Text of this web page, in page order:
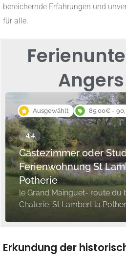
bereichernde Erfahrungen und
für alle.
Ausgewählt 85,00€ -
Gästezimmer oder
Ferienwohnung St
Potherie
le Grand Mainguet- route du
Chaterie-St Lambert la
Erkundung der